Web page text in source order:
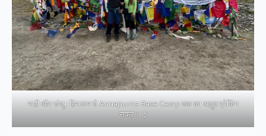
माही और संजू : हिमालय से Annapurna Base Camp तक का अद्भुत ट्रेकिंग
सफर। 5